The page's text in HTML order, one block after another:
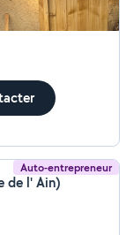
Auto-entrepreneur
de l' Ain)